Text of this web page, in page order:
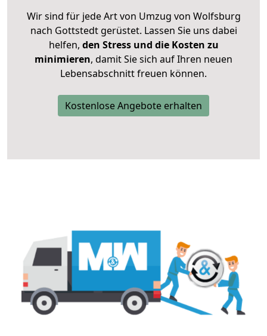
Wir sind für jede Art von Umzug von Wolfsburg
nach Gottstedt gerüstet. Lassen Sie uns dabei
helfen, den Stress und die Kosten zu
minimieren, damit Sie sich auf Ihren neuen
Lebensabschnitt freuen können.
Kostenlose Angebote erhalten